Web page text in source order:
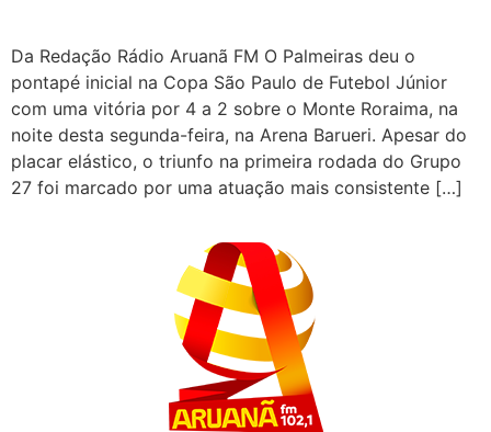
Da Redação Rádio Aruanã FM O Palmeiras deu o
pontapé inicial na Copa São Paulo de Futebol Júnior
com uma vitória por 4 a 2 sobre o Monte Roraima, na
noite desta segunda-feira, na Arena Barueri. Apesar do
placar elástico, o triunfo na primeira rodada do Grupo
27 foi marcado por uma atuação mais consistente […]